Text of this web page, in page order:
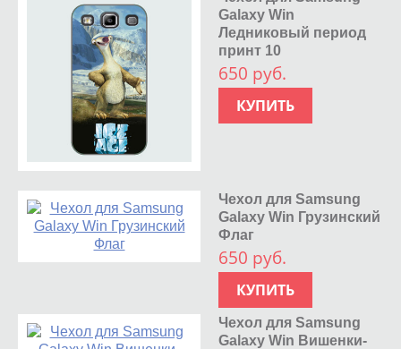
Galaxy Win
Ледниковый период
принт 10
650 руб.
КУПИТЬ
Чехол для Samsung
Galaxy Win Грузинский
Флаг
650 руб.
КУПИТЬ
Чехол для Samsung
Galaxy Win Вишенки-